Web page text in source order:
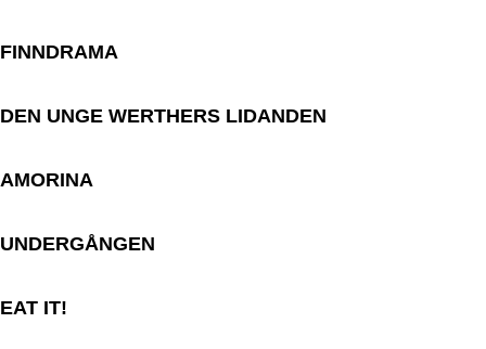
FINNDRAMA
DEN UNGE WERTHERS LIDANDEN
AMORINA
UNDERGÅNGEN
EAT IT!